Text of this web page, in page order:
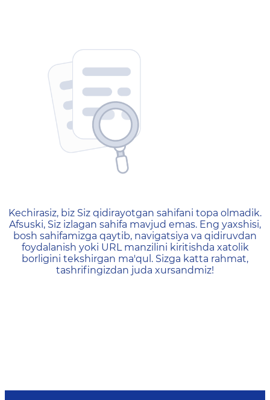
404 — Страница не
Kechirasiz, biz Siz qidirayotgan sahifani topa olmadik.
Afsuski, Siz izlagan sahifa mavjud emas. Eng yaxshisi,
bosh sahifamizga qaytib, navigatsiya va qidiruvdan
foydalanish yoki URL manzilini kiritishda xatolik
borligini tekshirgan ma'qul. Sizga katta rahmat,
tashrifingizdan juda xursandmiz!